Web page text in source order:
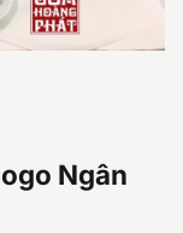
Ngân